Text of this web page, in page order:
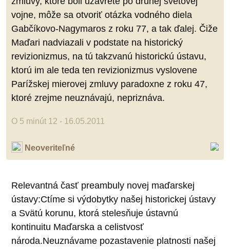
vojne, môže sa otvoriť otázka vodného diela
Gabčíkovo-Nagymaros z roku 77, a tak ďalej. Čiže
Maďari nadviazali v podstate na historický
revizionizmus, na tú takzvanú historickú ústavu,
ktorú im ale teda ten revizionizmus vyslovene
Parížskej mierovej zmluvy paradoxne z roku 47,
ktoré zrejme neuznávajú, nepriznáva.
O 5 minút 12 - 16.05.2011
Neoveriteľné
Relevantná časť preambuly novej maďarskej
ústavy:Ctíme si výdobytky našej historickej ústavy
a Svätú korunu, ktorá stelesňuje ústavnú
kontinuitu Maďarska a celistvosť
národa.Neuznávame pozastavenie platnosti našej